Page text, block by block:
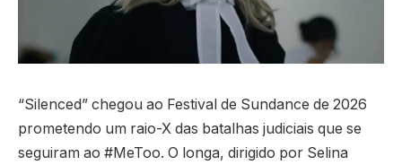
“Silenced” chegou ao Festival de Sundance de 2026
prometendo um raio-X das batalhas judiciais que se
seguiram ao #MeToo. O longa, dirigido por Selina